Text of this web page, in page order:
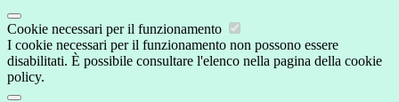
Cookie necessari per il funzionamento
I cookie necessari per il funzionamento non possono essere
disabilitati. È possibile consultare l'elenco nella pagina della cookie
policy.